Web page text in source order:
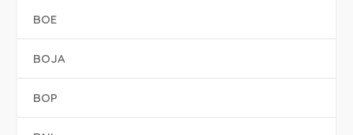
BOE
BOJA
BOP